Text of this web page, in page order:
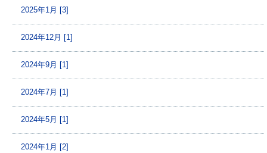
2025年1月 [3]
2024年12月 [1]
2024年9月 [1]
2024年7月 [1]
2024年5月 [1]
2024年1月 [2]